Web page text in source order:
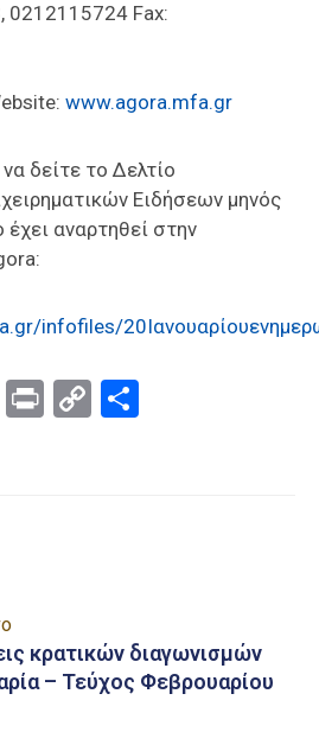
0212115724 Fax:
www.agora.mfa.gr
δείτε το Δελτίο
Ειδήσεων μηνός
έχει αναρτηθεί στην
infofiles/
EmailPrintCopy
κρατικών διαγωνισμών
– Τεύχος Φεβρουαρίου